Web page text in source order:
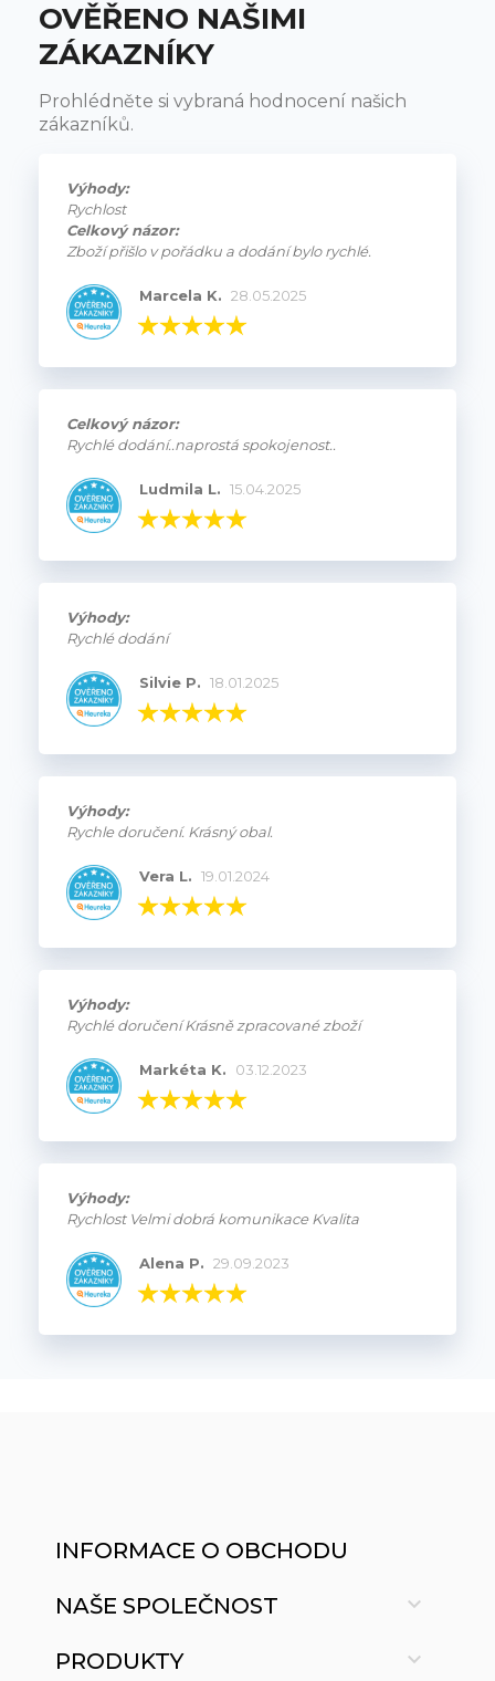
OVĚŘENO NAŠIMI
ZÁKAZNÍKY
Prohlédněte si vybraná hodnocení našich
zákazníků.
Výhody:
Rychlost
Celkový názor:
Zboží přišlo v pořádku a dodání bylo rychlé.
Marcela K. 28.05.2025
Celkový názor:
Rychlé dodání..naprostá spokojenost..
Ludmila L. 15.04.2025
Výhody:
Rychlé dodání
Silvie P. 18.01.2025
Výhody:
Rychle doručení. Krásný obal.
Vera L. 19.01.2024
Výhody:
Rychlé doručení Krásně zpracované zboží
Markéta K. 03.12.2023
Výhody:
Rychlost Velmi dobrá komunikace Kvalita
Alena P. 29.09.2023
INFORMACE O OBCHODU
NAŠE SPOLEČNOST 
PRODUKTY 